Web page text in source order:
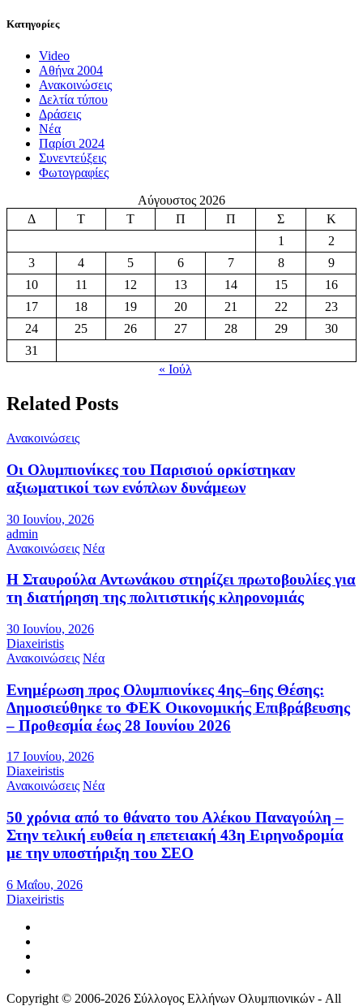
Κατηγορίες
Video
Αθήνα 2004
Ανακοινώσεις
Δελτία τύπου
Δράσεις
Νέα
Παρίσι 2024
Συνεντεύξεις
Φωτογραφίες
Αύγουστος 2026
Δ
Τ Τ Π Π Σ
Κ
1
2
3
4 5 6 7 8
9
10
11 12 13 14 15
16
17
18 19 20 21 22
23
24
25 26 27 28 29
30
31
« Ιούλ
Related Posts
Ανακοινώσεις
Οι Ολυμπιονίκες του Παρισιού ορκίστηκαν
αξιωματικοί των ενόπλων δυνάμεων
30 Ιουνίου, 2026
admin
Ανακοινώσεις Νέα
Η Σταυρούλα Αντωνάκου στηρίζει πρωτοβουλίες για
τη διατήρηση της πολιτιστικής κληρονομιάς
30 Ιουνίου, 2026
Diaxeiristis
Ανακοινώσεις Νέα
Ενημέρωση προς Ολυμπιονίκες 4ης–6ης Θέσης:
Δημοσιεύθηκε το ΦΕΚ Οικονομικής Επιβράβευσης
– Προθεσμία έως 28 Ιουνίου 2026
17 Ιουνίου, 2026
Diaxeiristis
Ανακοινώσεις Νέα
50 χρόνια από το θάνατο του Αλέκου Παναγούλη –
Στην τελική ευθεία η επετειακή 43η Ειρηνοδρομία
με την υποστήριξη του ΣΕΟ
6 Μαΐου, 2026
Diaxeiristis
Copyright © 2006-2026 Σύλλογος Ελλήνων Ολυμπιονικών - All